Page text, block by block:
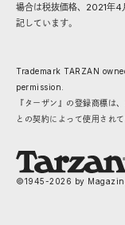
場合は税抜価格、2021年4
記しています。
Trademark TARZAN
permission.
『ターザン』の登録商標は
との契約によって使用されて
©1945-2026 by